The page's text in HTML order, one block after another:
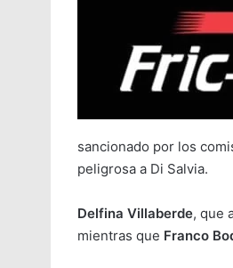
sancionado por los
peligrosa a Di Salvia.
Delfina Villaberde, que
mientras que Franco